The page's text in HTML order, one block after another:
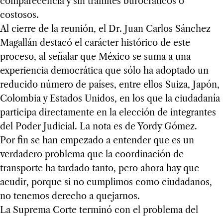
costosos.
Al cierre de la reunión, el Dr. Juan Carlos Sánchez
Magallán destacó el carácter histórico de este
proceso, al señalar que México se suma a una
experiencia democrática que sólo ha adoptado un
reducido número de países, entre ellos Suiza, Japón,
Colombia y Estados Unidos, en los que la ciudadanía
participa directamente en la elección de integrantes
del Poder Judicial. La nota es de Yordy Gómez.
Por fin se han empezado a entender que es un
verdadero problema que la coordinación de
transporte ha tardado tanto, pero ahora hay que
acudir, porque si no cumplimos como ciudadanos,
no tenemos derecho a quejarnos.
La Suprema Corte terminó con el problema del